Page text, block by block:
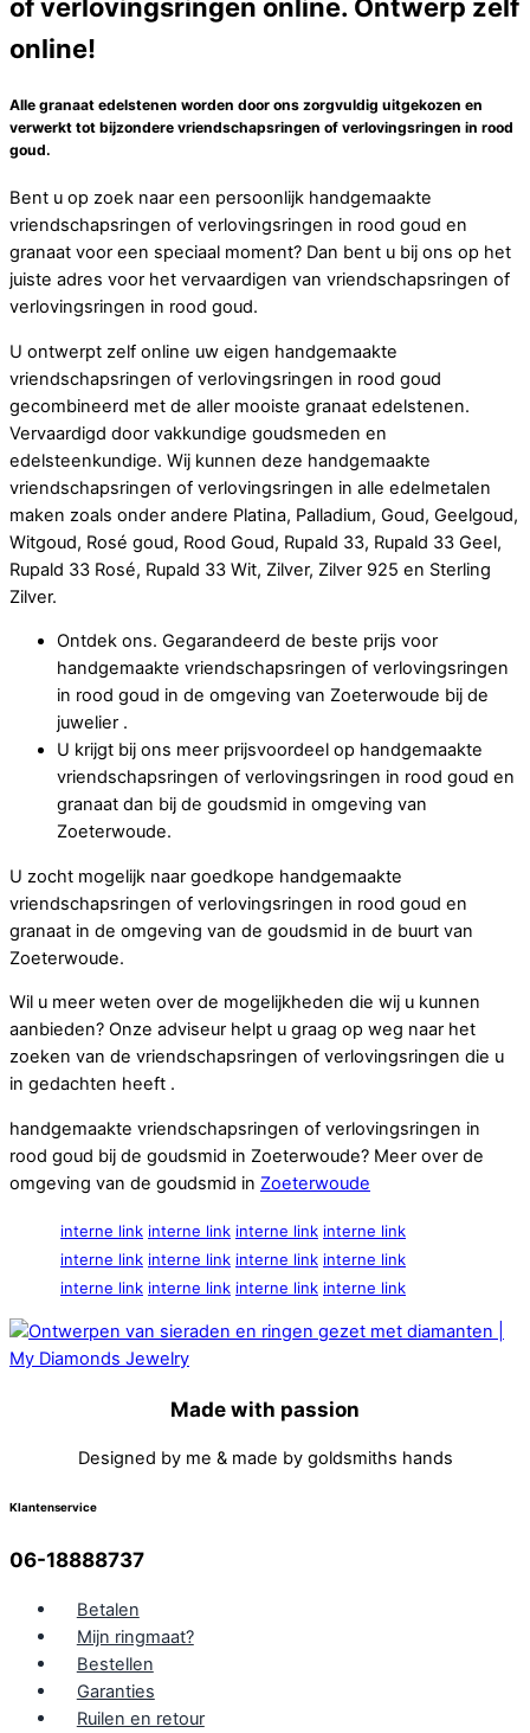
of verlovingsringen online. Ontwerp zelf
online!
Alle granaat edelstenen worden door ons zorgvuldig uitgekozen en
verwerkt tot bijzondere vriendschapsringen of verlovingsringen in rood
goud.
Bent u op zoek naar een persoonlijk handgemaakte
vriendschapsringen of verlovingsringen in rood goud en
granaat voor een speciaal moment? Dan bent u bij ons op het
juiste adres voor het vervaardigen van vriendschapsringen of
verlovingsringen in rood goud.
U ontwerpt zelf online uw eigen handgemaakte
vriendschapsringen of verlovingsringen in rood goud
gecombineerd met de aller mooiste granaat edelstenen.
Vervaardigd door vakkundige goudsmeden en
edelsteenkundige. Wij kunnen deze handgemaakte
vriendschapsringen of verlovingsringen in alle edelmetalen
maken zoals onder andere Platina, Palladium, Goud, Geelgoud,
Witgoud, Rosé goud, Rood Goud, Rupald 33, Rupald 33 Geel,
Rupald 33 Rosé, Rupald 33 Wit, Zilver, Zilver 925 en Sterling
Zilver.
Ontdek ons. Gegarandeerd de beste prijs voor
handgemaakte vriendschapsringen of verlovingsringen
in rood goud in de omgeving van Zoeterwoude bij de
juwelier .
U krijgt bij ons meer prijsvoordeel op handgemaakte
vriendschapsringen of verlovingsringen in rood goud en
granaat dan bij de goudsmid in omgeving van
Zoeterwoude.
U zocht mogelijk naar goedkope handgemaakte
vriendschapsringen of verlovingsringen in rood goud en
granaat in de omgeving van de goudsmid in de buurt van
Zoeterwoude.
Wil u meer weten over de mogelijkheden die wij u kunnen
aanbieden? Onze adviseur helpt u graag op weg naar het
zoeken van de vriendschapsringen of verlovingsringen die u
in gedachten heeft .
handgemaakte vriendschapsringen of verlovingsringen in
rood goud bij de goudsmid in Zoeterwoude? Meer over de
omgeving van de goudsmid in Zoeterwoude
interne link interne link interne link interne link
interne link interne link interne link interne link
interne link interne link interne link interne link
Made with passion
Designed by me & made by goldsmiths hands
Klantenservice
06-18888737
Betalen
Mijn ringmaat?
Bestellen
Garanties
Ruilen en retour